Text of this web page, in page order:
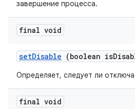
завершение процесса.
final void
setDisable (boolean is
Определяет, следует ли
final void